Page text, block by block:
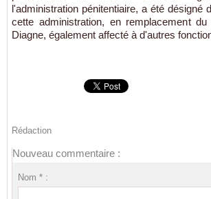
l'administration pénitentiaire, a été désigné
cette administration, en remplacement du
Diagne, également affecté à d'autres
Rédaction
Nouveau commentaire :
Nom * :